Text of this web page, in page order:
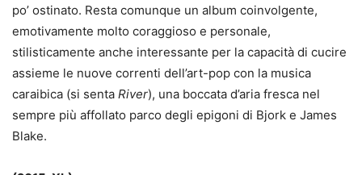
po’ ostinato. Resta comunque un album coinvolgente,
emotivamente molto coraggioso e personale,
stilisticamente anche interessante per la capacità di cucire
assieme le nuove correnti dell’art-pop con la musica
caraibica (si senta River), una boccata d’aria fresca nel
sempre più affollato parco degli epigoni di Bjork e James
Blake.